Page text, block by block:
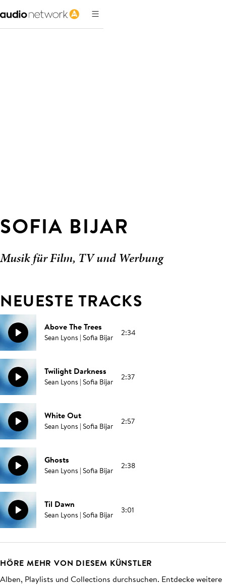
SOFIA BIJAR
Musik für Film, TV und Werbung
NEUESTE TRACKS
Above The Trees
Sean Lyons | Sofia Bijar 2:34
Twilight Darkness
Sean Lyons | Sofia Bijar 2:37
White Out
Sean Lyons | Sofia Bijar 2:57
Ghosts
Sean Lyons | Sofia Bijar 2:38
Til Dawn
Sean Lyons | Sofia Bijar 3:01
HÖRE MEHR VON DIESEM KÜNSTLER
Alben, Playlists und Collections durchsuchen. Entdecke weitere